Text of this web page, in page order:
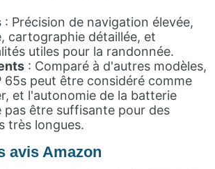
: Précision de navigation élevée,
cartographie détaillée, et
utiles pour la randonnée.
: Comparé à d'autres modèles,
65s peut être considéré comme
et l'autonomie de la batterie
pas être suffisante pour des
très longues.
avis Amazon